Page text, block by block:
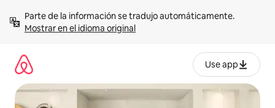
contenidoMostrar en el idioma original
Use app